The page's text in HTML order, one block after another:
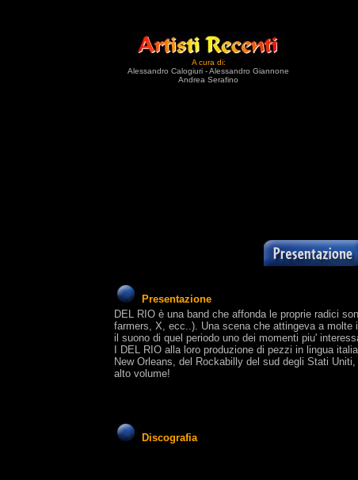
A cura di:
Alessandro Calogiuri - Alessandro Giannone
Andrea Serafino
Presentazione
DEL RIO è una band che affonda le proprie radici
farmers, X, ecc..). Una scena che attingeva a
il suono di quel periodo uno dei momenti piu'
I DEL RIO alla loro produzione di pezzi in lingua
New Orleans, del Rockabilly del sud degli Stati
alto volume!
Discografia